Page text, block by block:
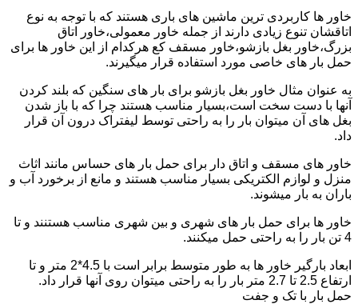
خاور ها کاربردی ترین ماشین های باری هستند که با توجه به نوع
اتاقشان تنوع زیادی دارند از جمله خاور معمولی،خاور اتاق
بزرگ،خاور بغل بازشو،خاور مسقف کع هرکدام از این خاور ها برای
حمل بار های خاصی مورد استفاده قرار میگیرند.
به عنوان مثال خاور بغل بازشو برای بار های سنگین که بلند کردن
آنها با دست سخت است،بسیار مناسب هستند چرا که با باز شدن
بغل های آن میتوان بار را به راحتی توسط لیفتراک درون آن قرار
داد.
خاور های مسقف و اتاق دار برای حمل بار های حساس مانند اثاث
منزل و لوازم الکتریکی بسیار مناسب هستند و مانع از برخورد آب و
باران به بار میشوند.
خاور ها برای حمل بار های شهری و بین شهری مناسب هستنند و تا
4 تن بار را به راحتی حمل میکنند.
ابعاد بارگیر خاور ها به طور متوسط برابر است با 4.5*2 متر و تا
ارتفاع 2.5 تا 2.7 متر بار را به راحتی میتوان روی آنها قرار داد.
حمل بار با تک و جفت